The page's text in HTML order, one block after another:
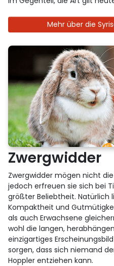
Mehr über die
Zwergwidder
Zwergwidder mögen nicht
jedoch erfreuen sie sich bei
größter Beliebtheit. Natürlich
Kompaktheit und
als auch Erwachsene
wohl die langen,
einzigartiges
sorgen, dass sich niemand
Hoppler entziehen kann.